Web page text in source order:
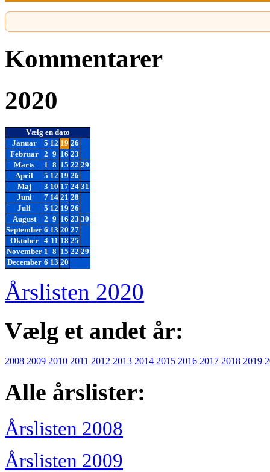
Kommentarer
2020
Vælg en dato
Januar
5 12 19 26
Februar
2 9 16 23
Marts
1 8 15 22 29
April
5 12 19 26
Maj
3 10 17 24 31
Juni
7 14 21 28
Juli
5 12 19 26
August
2 9 16 23 30
September 6 13 20 27
Oktober
4 11 18 25
November 1 8 15 22 29
December 6 13 20
Årslisten 2020
Vælg et andet år:
2008 2009 2010 2011 2012 2013 2014 2015 2016 2017 2018 2019
Alle årslister:
Årslisten 2008
Årslisten 2009